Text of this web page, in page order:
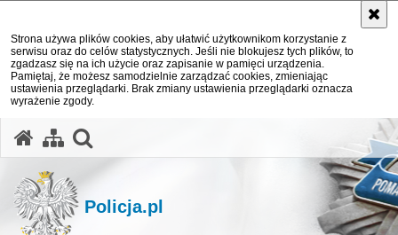
Strona używa plików cookies, aby ułatwić użytkownikom korzystanie z
serwisu oraz do celów statystycznych. Jeśli nie blokujesz tych plików, to
zgadzasz się na ich użycie oraz zapisanie w pamięci urządzenia.
Pamiętaj, że możesz samodzielnie zarządzać cookies, zmieniając
ustawienia przeglądarki. Brak zmiany ustawienia przeglądarki oznacza
wyrażenie zgody.
Policja.pl